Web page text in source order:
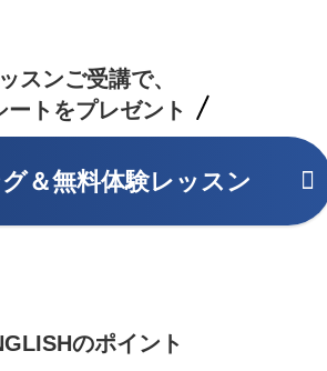
スンご受講で、
トをプレゼント
＆無料体験レッスン
のポイント